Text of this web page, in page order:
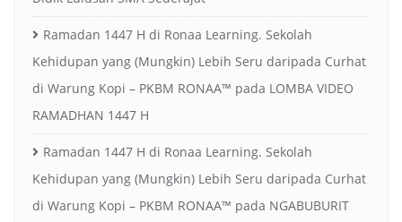
Ramadan 1447 H di Ronaa Learning. Sekolah
Kehidupan yang (Mungkin) Lebih Seru daripada Curhat
di Warung Kopi – PKBM RONAA™ pada LOMBA VIDEO
RAMADHAN 1447 H
Ramadan 1447 H di Ronaa Learning. Sekolah
Kehidupan yang (Mungkin) Lebih Seru daripada Curhat
di Warung Kopi – PKBM RONAA™ pada NGABUBURIT